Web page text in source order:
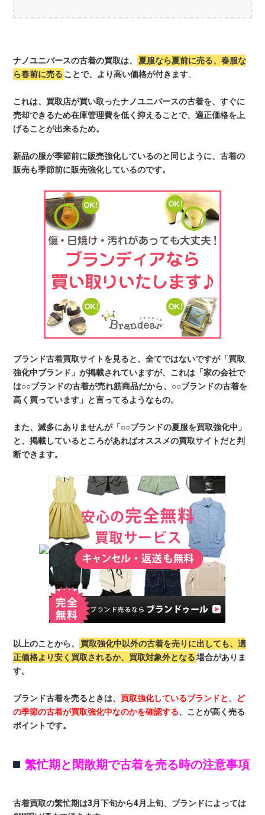
ナノユニバースの古着の買取は、
夏服なら夏前に売る、春服な
ら春前に売る ことで、より高い価格が付きます。
これは、買取店が買い取ったナノユニバースの古着を、すぐに
売却できるため在庫管理費を低く抑えることで、適正価格を上
げることが出来るため。
新品の服が季節前に販売強化しているのと同じように、古着の
販売も季節前に販売強化しているのです。
ブランド古着買取サイトを見ると、全てではないですが「買取
強化中ブランド」が掲載されていますが、これは「家の会社で
は○○ブランドの古着が売れ筋商品だから、○○ブランドの古着を
高く買っています」と言ってるようなもの。
また、滅多にありませんが「○○ブランドの夏服を買取強化中」
と、掲載しているところがあればオススメの買取サイトだと判
断できます。
以上のことから、
買取強化中以外の古着を売りに出しても、適
正価格より安く買取されるか、買取対象外となる 場合がありま
す。
ブランド古着を売るときは、 買取強化しているブランドと、ど
の季節の古着が買取強化中なのかを確認する、ことが高く売る
ポイントです。
繁忙期と閑散期で古着を売る時の注意事項
古着買取の繁忙期は3月下旬から4月上旬、ブランドによっては